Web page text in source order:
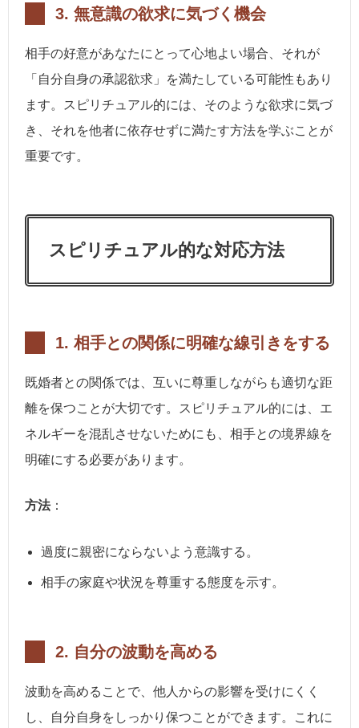
3. 無意識の欲求に気づく機会
相手の好意があなたにとって心地よい場合、それが
「自分自身の承認欲求」を満たしている可能性もあり
ます。スピリチュアル的には、そのような欲求に気づ
き、それを他者に依存せずに満たす方法を学ぶことが
重要です。
スピリチュアル的な対応方法
1. 相手との関係に明確な線引きをする
既婚者との関係では、互いに尊重しながらも適切な距
離を保つことが大切です。スピリチュアル的には、エ
ネルギーを混乱させないためにも、相手との境界線を
明確にする必要があります。
方法：
過度に親密にならないよう意識する。
相手の家庭や状況を尊重する態度を示す。
2. 自分の波動を高める
波動を高めることで、他人からの影響を受けにくく
し、自分自身をしっかり保つことができます。これに